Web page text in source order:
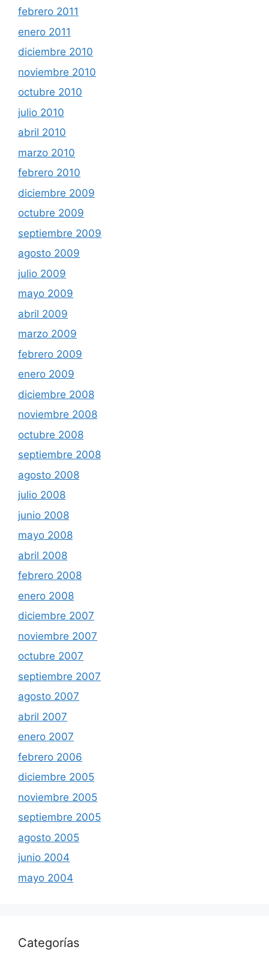
febrero 2011
enero 2011
diciembre 2010
noviembre 2010
octubre 2010
julio 2010
abril 2010
marzo 2010
febrero 2010
diciembre 2009
octubre 2009
septiembre 2009
agosto 2009
julio 2009
mayo 2009
abril 2009
marzo 2009
febrero 2009
enero 2009
diciembre 2008
noviembre 2008
octubre 2008
septiembre 2008
agosto 2008
julio 2008
junio 2008
mayo 2008
abril 2008
febrero 2008
enero 2008
diciembre 2007
noviembre 2007
octubre 2007
septiembre 2007
agosto 2007
abril 2007
enero 2007
febrero 2006
diciembre 2005
noviembre 2005
septiembre 2005
agosto 2005
junio 2004
mayo 2004
Categorías